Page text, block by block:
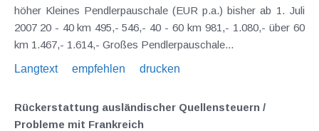
höher Kleines Pendlerpauschale (EUR p.a.) bisher ab 1. Juli
2007 20 - 40 km 495,- 546,- 40 - 60 km 981,- 1.080,- über 60
km 1.467,- 1.614,- Großes Pendlerpauschale...
Langtext
empfehlen drucken
Rückerstattung ausländischer Quellensteuern /
Probleme mit Frankreich